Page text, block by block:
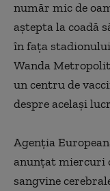
număr mic de
aştepta la coadă
în faţa
Wanda
un centru de
despre acelaşi
Agenţia
anunţat miercuri
sangvine